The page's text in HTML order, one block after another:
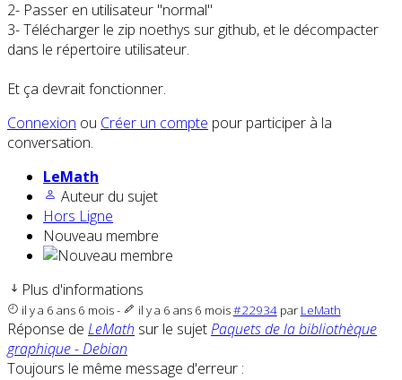
2- Passer en utilisateur "normal"
3- Télécharger le zip noethys sur github, et le décompacter
dans le répertoire utilisateur.
Et ça devrait fonctionner.
Connexion ou Créer un compte pour participer à la
conversation.
LeMath
Auteur du sujet
Hors Ligne
Nouveau membre
Plus d'informations
il y a 6 ans 6 mois- il y a 6 ans 6 mois#22934 par LeMath
Réponse de LeMath sur le sujetPaquets de la bibliothèque
graphique - Debian
Toujours le même message d'erreur :